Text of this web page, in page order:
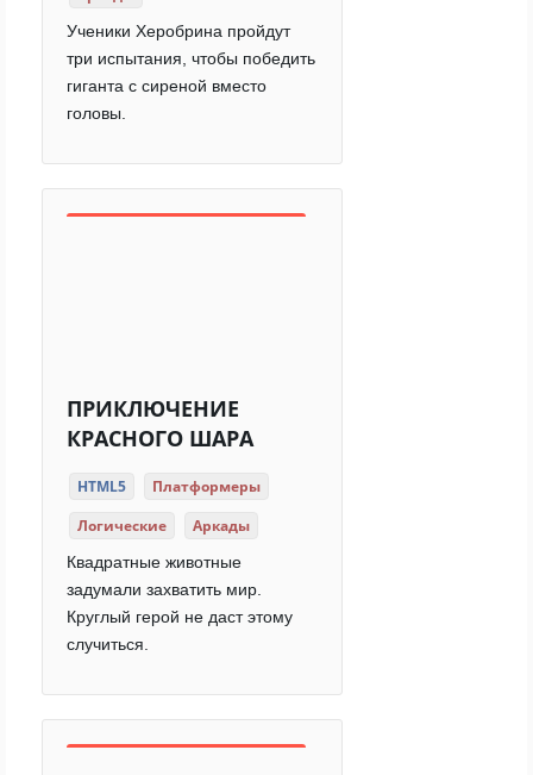
Ученики Херобрина пройдут
три испытания, чтобы победить
гиганта с сиреной вместо
головы.
ПРИКЛЮЧЕНИЕ
КРАСНОГО ШАРА
HTML5
Платформеры
Логические
Аркады
Квадратные животные
задумали захватить мир.
Круглый герой не даст этому
случиться.